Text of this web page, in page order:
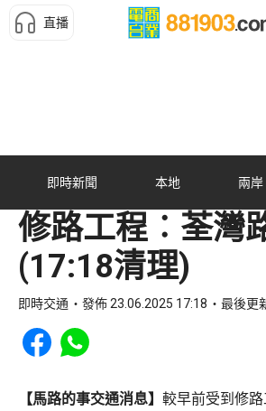
直播
即時新聞 本地 兩岸
修路工程︰荃灣
(17:18清理)
即時交通 發佈 23.06.2025 17:18 最後更
Share to Facebook
Share to WhatsApp
【馬路的事交通消息】 較早前受到修